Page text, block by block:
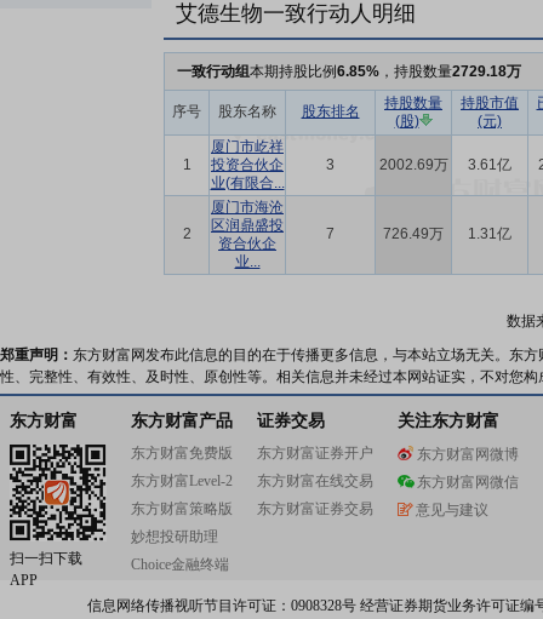
艾德生物一致行动人明细
一致行动组本期持股比例6.85% ，持股数量2729.18万
序号 股东名称 股东排名
持股数量
(股)
持股市值
(元)
1
厦门市屹祥
投资合伙企
业(有限合...
3 2002.69万 3.61亿
2
厦门市海沧
区润鼎盛投
资合伙企
业...
7 726.49万 1.31亿
数据
郑重声明： 东方财富网发布此信息的目的在于传播更多信息，与本站立场无关。东
性、完整性、有效性、及时性、原创性等。相关信息并未经过本网站证实，不对您
东方财富
扫一扫下载
APP
东方财富产品
东方财富免费版
东方财富Level-2
东方财富策略版
妙想投研助理
Choice金融终端
证券交易
东方财富证券开户
东方财富在线交易
东方财富证券交易
关注东方财富
东方财富网微博
东方财富网微信
意见与建议
信息网络传播视听节目许可证：0908328号 经营证券期货业务许可证编